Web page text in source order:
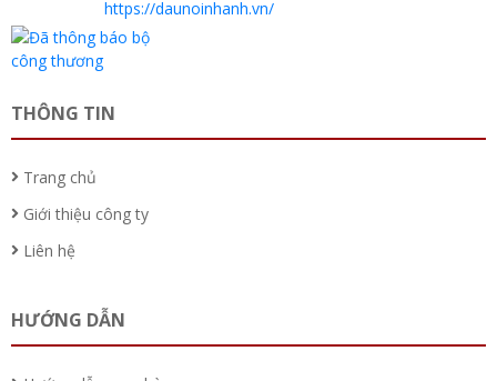
https://daunoinhanh.vn/
THÔNG TIN
Trang chủ
Giới thiệu công ty
Liên hệ
HƯỚNG DẪN